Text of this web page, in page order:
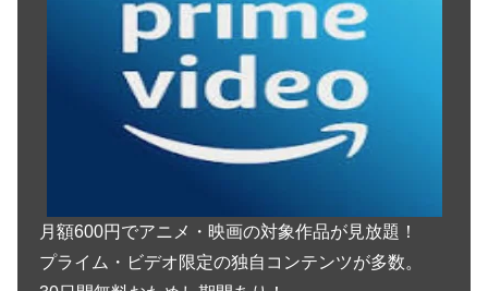
月額600円でアニメ・映画の対象作品が見放題！
プライム・ビデオ限定の独自コンテンツが多数。